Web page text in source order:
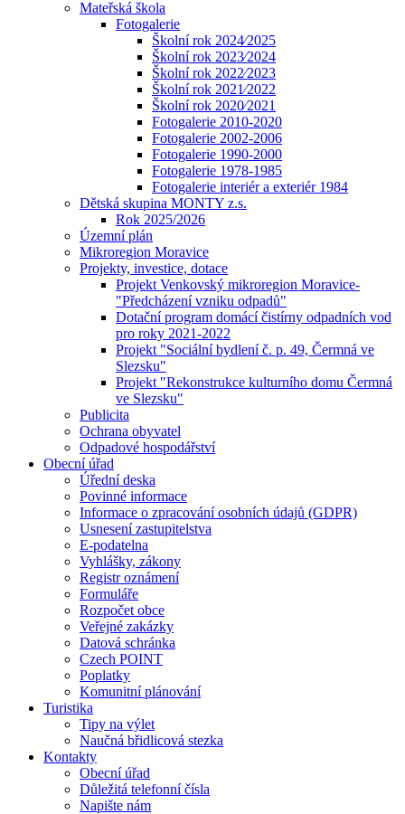
Mateřská škola
Fotogalerie
Školní rok 2024⁄2025
Školní rok 2023⁄2024
Školní rok 2022⁄2023
Školní rok 2021⁄2022
Školní rok 2020⁄2021
Fotogalerie 2010-2020
Fotogalerie 2002-2006
Fotogalerie 1990-2000
Fotogalerie 1978-1985
Fotogalerie interiér a exteriér 1984
Dětská skupina MONTY z.s.
Rok 2025/2026
Územní plán
Mikroregion Moravice
Projekty, investice, dotace
Projekt Venkovský mikroregion Moravice-
"Předcházení vzniku odpadů"
Dotační program domácí čistírny odpadních vod
pro roky 2021-2022
Projekt "Sociální bydlení č. p. 49, Čermná ve
Slezsku"
Projekt "Rekonstrukce kulturního domu Čermná
ve Slezsku"
Publicita
Ochrana obyvatel
Odpadové hospodářství
Obecní úřad
Úřední deska
Povinné informace
Informace o zpracování osobních údajů (GDPR)
Usnesení zastupitelstva
E-podatelna
Vyhlášky, zákony
Registr oznámení
Formuláře
Rozpočet obce
Veřejné zakázky
Datová schránka
Czech POINT
Poplatky
Komunitní plánování
Turistika
Tipy na výlet
Naučná břidlicová stezka
Kontakty
Obecní úřad
Důležitá telefonní čísla
Napište nám